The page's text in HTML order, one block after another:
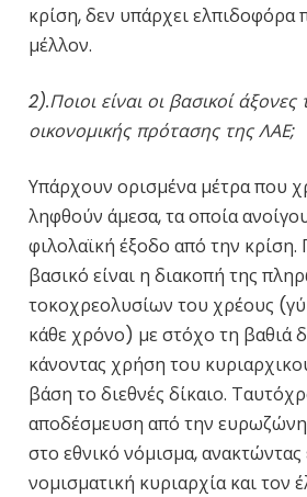
κρίση, δεν υπάρχει ελπιδοφόρα
μέλλον.
2).Ποιοι είναι οι βασικοί άξονες
οικονομικής πρότασης της ΛΑΕ;
Υπάρχουν ορισμένα μέτρα που
ληφθούν άμεσα, τα οποία
φιλολαϊκή έξοδο από την
βασικό είναι η διακοπή της
τοκοχρεολυσίων του χρέους
κάθε χρόνο) με στόχο τη βαθιά
κάνοντας χρήση του
βάση το διεθνές δίκαιο.
αποδέσμευση από την
στο εθνικό νόμισμα,
νομισματική κυριαρχία και τον